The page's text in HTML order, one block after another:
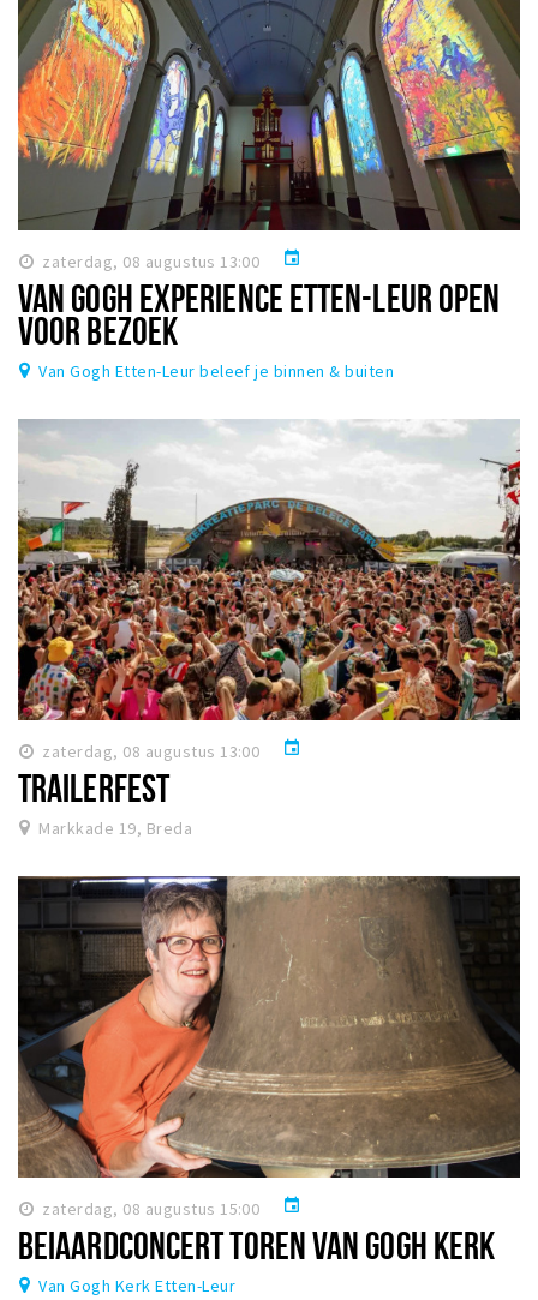
zaterdag, 08 augustus 13:00 event
VAN GOGH EXPERIENCE ETTEN-LEUR OPEN
VOOR BEZOEK
Van Gogh Etten-Leur beleef je binnen & buiten
zaterdag, 08 augustus 13:00 event
TRAILERFEST
Markkade 19, Breda
zaterdag, 08 augustus 15:00 event
BEIAARDCONCERT TOREN VAN GOGH KERK
Van Gogh Kerk Etten-Leur